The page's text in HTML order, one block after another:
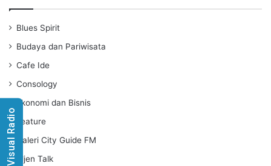
Blues Spirit
Budaya dan Pariwisata
Cafe Ide
Consology
Ekonomi dan Bisnis
Feature
Galeri City Guide FM
Idjen Talk
Visual Radio